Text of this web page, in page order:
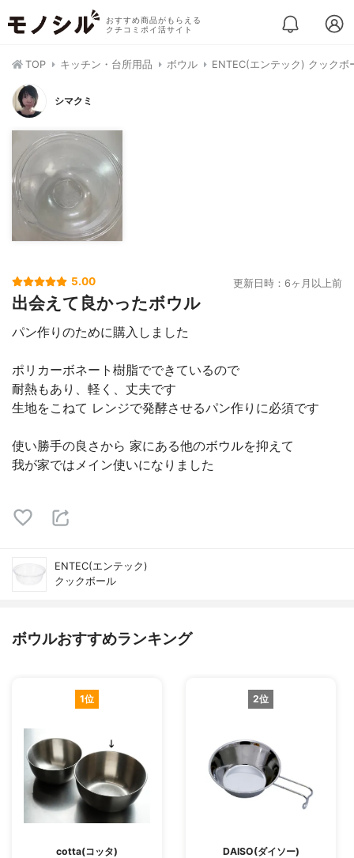
おすすめ商品がもらえる
クチコミポイ活サイト
TOP キッチン・台所用品 ボウル ENTEC(エンテック) クックボ
シマクミ
5.00 更新日時：6ヶ月以上前
出会えて良かったボウル
パン作りのために購入しました
ポリカーボネート樹脂でできているので
耐熱もあり、軽く、丈夫です
生地をこねて レンジで発酵させるパン作りに必須です
使い勝手の良さから 家にある他のボウルを抑えて
我が家ではメイン使いになりました
ENTEC(エンテック)
クックボール
ボウルおすすめランキング
1位
cotta(コッタ)
2位
DAISO(ダイソー)